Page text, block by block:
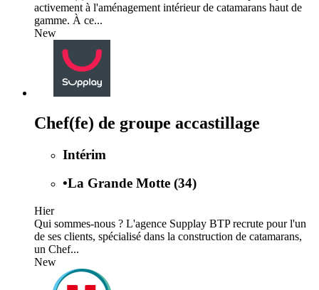
activement à l'aménagement intérieur de catamarans haut de
gamme. À ce...
New
Chef(fe) de groupe accastillage
Intérim
•La Grande Motte (34)
Hier
Qui sommes-nous ? L'agence Supplay BTP recrute pour l'un
de ses clients, spécialisé dans la construction de catamarans,
un Chef...
New